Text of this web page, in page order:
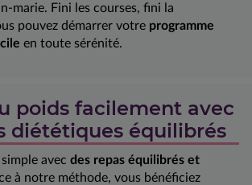
marie. Fini les courses, fini la
pouvez démarrer votre programme
en toute sérénité.
poids facilement avec
diététiques équilibrés
avec des repas équilibrés et
à notre méthode, vous bénéficiez